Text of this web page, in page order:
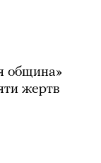
община»
жертв